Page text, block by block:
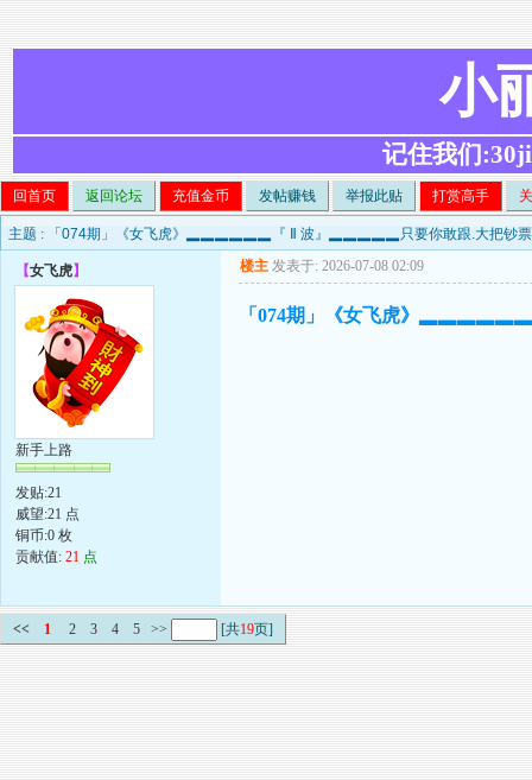
小
记住我们
回首页 返回论坛 充值金币 发帖赚钱 举报此贴 打赏高手
主题 : 「074期」《女飞虎》▂▂▂▂▂▂『 Ⅱ 波』▂▂▂▂▂只要你敢跟.大把钞票
【女飞虎】
新手上路
发贴:21
威望:21 点
铜币:0 枚
贡献值: 21 点
楼主 发表于: 2026-07-08 02:09
「074期」《女飞虎》
<< 1 2 3 4 5 >> [共19页]